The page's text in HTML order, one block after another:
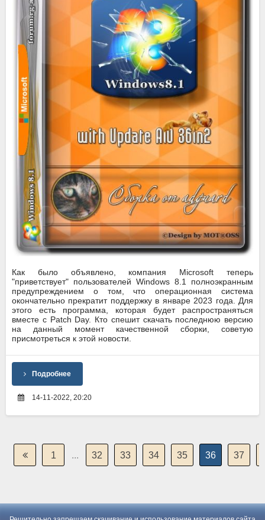
Как было объявлено, компания Microsoft теперь
"приветствует" пользователей Windows 8.1 полноэкранным
предупреждением о том, что операционная система
окончательно прекратит поддержку в январе 2023 года. Для
этого есть программа, которая будет распространяться
вместе с Patch Day. Кто спешит скачать последнюю версию
на данный момент качественной сборки, советую
присмотреться к этой новости.
Подробнее
14-11-2022, 20:20
1 ... 32 33 34 35 36 37